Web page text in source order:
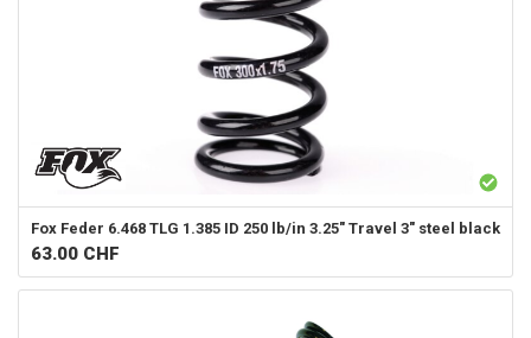
Fox Feder 6.468 TLG 1.385 ID 250 lb/in 3.25" Travel 3" steel black
63.00 CHF